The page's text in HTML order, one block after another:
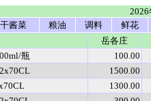
干酱菜 粮油 调料
鲜花
岳各庄
瓶
100.00
1500.00
1300.00